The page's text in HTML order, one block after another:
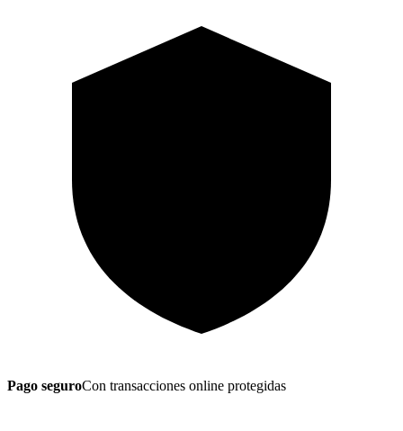
Pago seguroCon transacciones online protegidas